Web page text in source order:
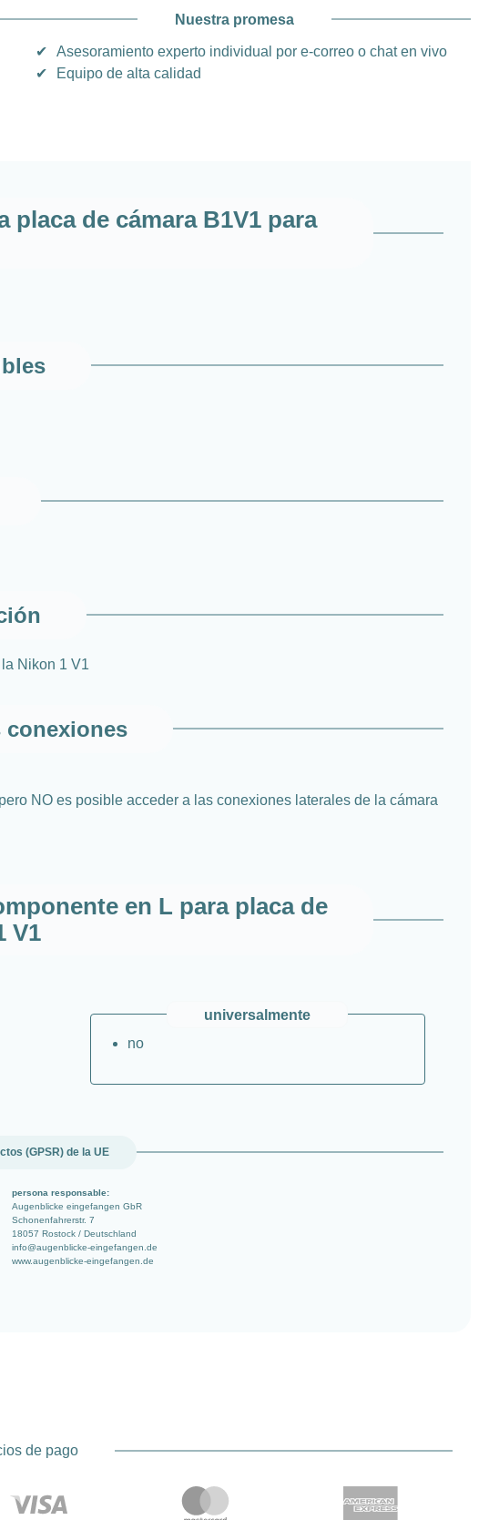
Nuestra promesa
✔
Asesoramiento experto individual por e-correo o chat en vivo
✔
Equipo de alta calidad
de cámara B1V1 para
Nikon 1 V1
conexiones
NO es posible acceder a las conexiones laterales de la cámara
en L para placa de
V1
universalmente
no
(GPSR) de la UE
persona responsable:
Augenblicke eingefangen GbR
Schonenfahrerstr. 7
18057 Rostock / Deutschland
info@augenblicke-eingefangen.de
www.augenblicke-eingefangen.de
de pago